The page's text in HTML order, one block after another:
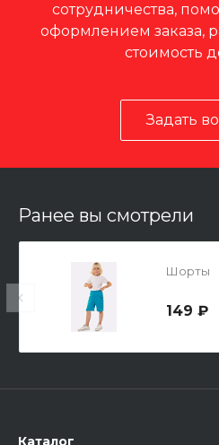
сотрудничества,
оформлением заказа,
стоимость
Задать
Ранее вы смотрели
Шорты
149 ₽
Каталог